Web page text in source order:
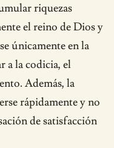
riquezas
el reino de Dios y
únicamente en la
a la codicia, el
Además, la
rápidamente y no
de satisfacción